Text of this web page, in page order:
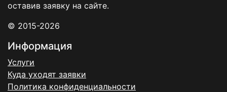
оставив заявку на сайте.
© 2015-2026
Информация
Услуги
Куда уходят заявки
Политика конфиденциальности